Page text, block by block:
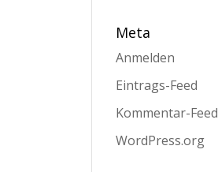
Meta
Anmelden
Eintrags-Feed
Kommentar-Feed
WordPress.org